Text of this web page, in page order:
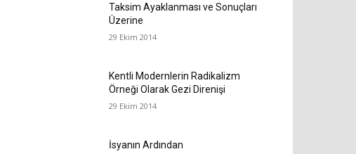
Taksim Ayaklanması ve Sonuçları
Üzerine
29 Ekim 2014
Kentli Modernlerin Radikalizm
Örneği Olarak Gezi Direnişi
29 Ekim 2014
İsyanın Ardından